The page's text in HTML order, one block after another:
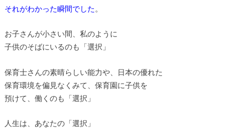
それがわかった瞬間でした 。
お子さんが小さい間、私のように
子供のそばにいるのも「選択」
保育士さんの素晴らしい能力や、日本の優れた
保育環境を偏見なくみて、保育園に子供を
預けて、働くのも「選択」
人生は、あなたの「選択」